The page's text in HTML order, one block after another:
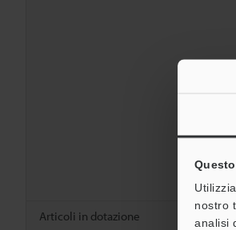
nostro
analisi
Articoli in dotazione